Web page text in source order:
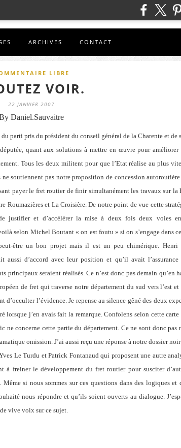
ARCHIVES CONTACT
LIBRE
VOIR.
22 JANVIER 2007
Daniel.Sauvaitre
du parti pris du président du conseil général de la Charente et de
quant aux solutions à mettre en œuvre pour améliorer
Tous les deux militent pour que l’Etat réalise au plus
soutiennent pas notre proposition de concession
payer le fret routier de finir simultanément les travaux sur la
Roumazières et La Croisière. De notre point de vue cette
justifier et d’accélérer la mise à deux fois deux voies
selon Michel Boutant « on est foutu » si on s’engage dans
être un bon projet mais il est un peu chimérique. Henri
aussi d’accord avec leur position et qu’il avait l’assurance
principaux seraient réalisés. Ce n’est donc pas demain qu’en
de fret qui traverse notre département du sud vers l’est et
d’occulter l’évidence. Je repense au silence gêné des deux
lorsque j’en avais fait la remarque. Confolens selon cette carte
concerne cette partie du département. Ce ne sont donc pas
omission. J’ai aussi reçu une réponse à notre dossier
Le Turdu et Patrick Fontanaud qui proposent une autre
à freiner le développement du fret routier pour susciter
si nous sommes sur ces questions dans des logiques et
nous répondre et qu’ils soient ouverts au dialogue.
vive voix sur ce sujet.